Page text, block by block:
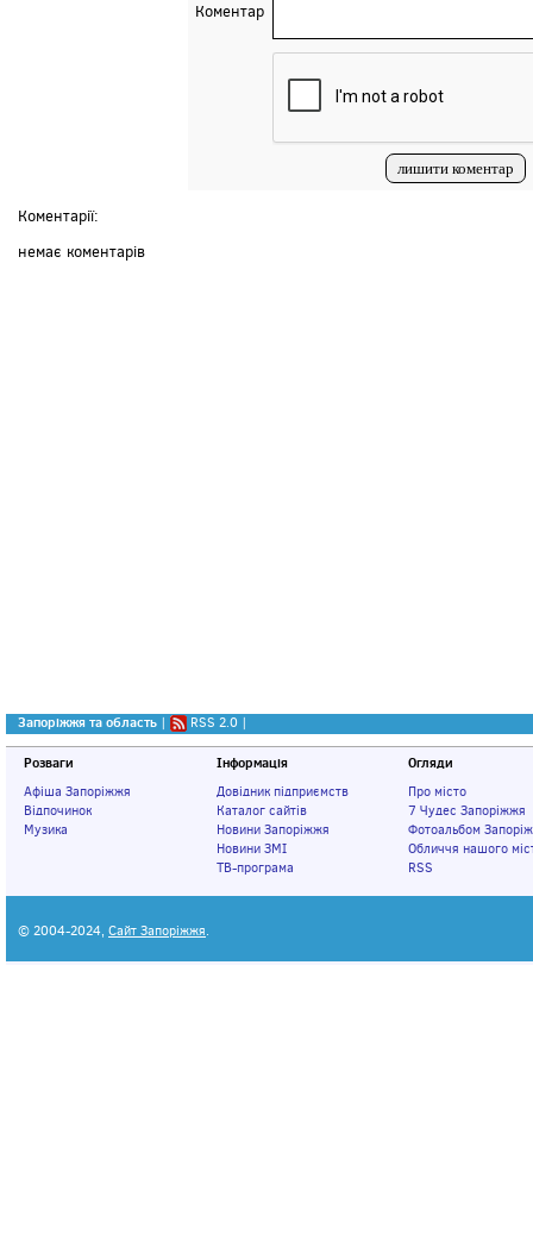
Коментар
Коментарії:
немає коментарів
Запоріжжя та область | RSS 2.0 |
Розваги
Афіша Запоріжжя
Відпочинок
Музика
Інформація
Довідник підприємств
Каталог сайтів
Новини Запоріжжя
Новини ЗМІ
ТВ-програма
Огляди
Про місто
7 Чудес Запоріжжя
Фотоальбом
Обличчя нашого
RSS
© 2004-2024, Сайт Запоріжжя.